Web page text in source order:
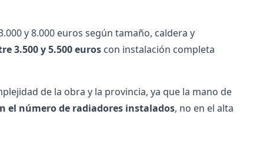
y 8.000 euros según tamaño, caldera y
3.500 y 5.500 euroscon instalación completa
de la obra y la provincia, ya que la mano de
el número de radiadores instalados, no en el alta